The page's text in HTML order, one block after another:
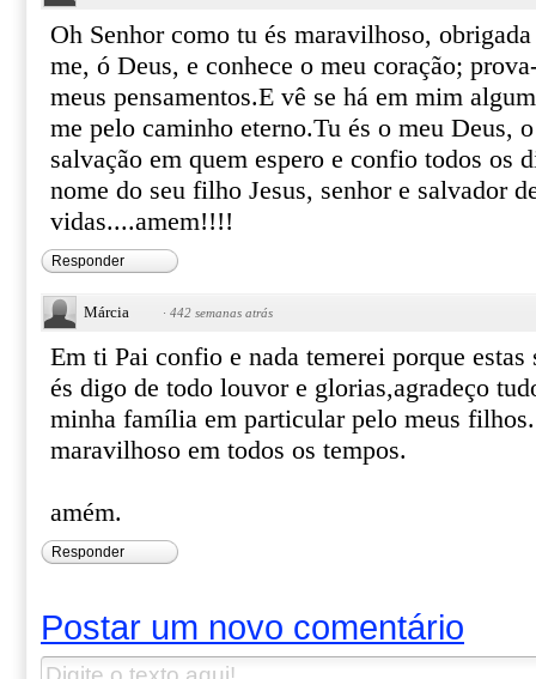
Oh Senhor como tu és maravilhoso,
me, ó Deus, e conhece o meu coração;
meus pensamentos.E vê se há em mim
me pelo caminho eterno.Tu és o meu Deus,
salvação em quem espero e confio todos os
nome do seu filho Jesus, senhor e salvador
vidas....amem!!!!
Responder
Márcia · 442 semanas atrás
Em ti Pai confio e nada temerei porque estas
és digo de todo louvor e glorias,agradeço
minha família em particular pelo meus
maravilhoso em todos os tempos.
amém.
Responder
Postar um novo comentário